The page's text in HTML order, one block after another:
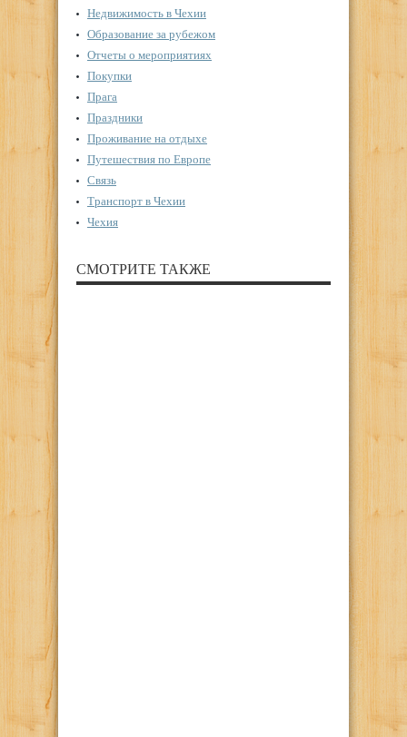
Недвижимость в Чехии
Образование за рубежом
Отчеты о мероприятиях
Покупки
Прага
Праздники
Проживание на отдыхе
Путешествия по Европе
Связь
Транспорт в Чехии
Чехия
СМОТРИТЕ ТАКЖЕ